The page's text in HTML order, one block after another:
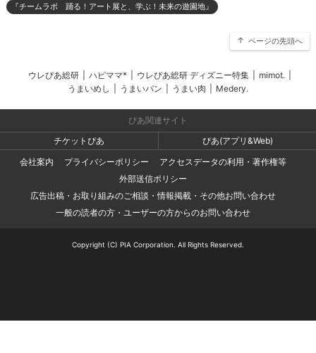
『チームラボ 踊る！アート展と、学ぶ！未来の遊園地』
ページの先頭へ
ウレぴあ総研 ハピママ* ウレぴあ総研 ディズニー特集 mimot.
うまいめし
うまいパン うまい肉 Medery.
ぴあ関連サイト
チケットぴあ
ぴあ(アプリ&Web)
会社案内
プライバシーポリシー
アクセスデータの利用・著作権等
外部送信ポリシー
広告出稿・お取り組みのご相談・情報掲載・その他お問い合わせ
一般の読者の方・ユーザーの方からのお問い合わせ
Copyright (C) PIA Corporation. All Rights Reserved.